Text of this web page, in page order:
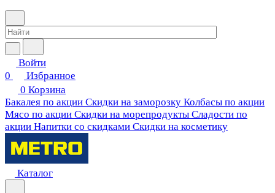
Войти
0
Избранное
0 Корзина
Бакалея по акции Скидки на заморозку Колбасы по акции
Мясо по акции Скидки на морепродукты Сладости по
акции Напитки со скидками Скидки на косметику
Каталог